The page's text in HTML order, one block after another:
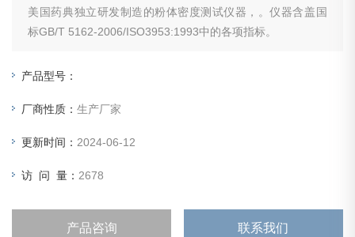
美国药典独立研发制造的粉体密度测试仪器，。仪器含盖国
标GB/T 5162-2006/ISO3953:1993中的各项指标。
产品型号：
厂商性质：生产厂家
更新时间： 2024-06-12
访 问 量： 2678
产品咨询 联系我们